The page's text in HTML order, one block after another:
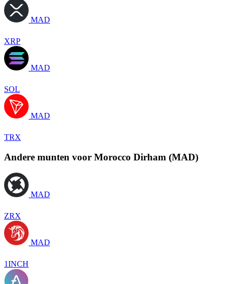
MAD
XRP
MAD
SOL
MAD
TRX
Andere munten voor Morocco Dirham (MAD)
MAD
ZRX
MAD
1INCH